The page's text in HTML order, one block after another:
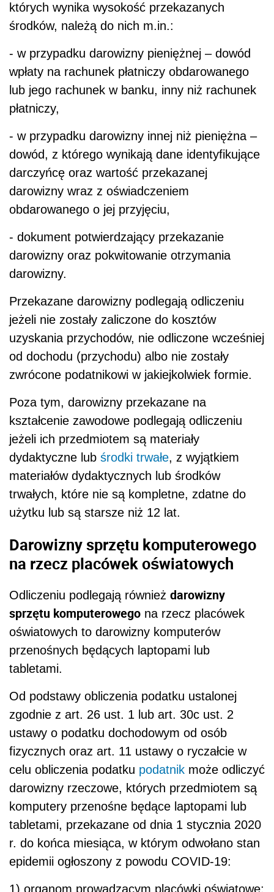
których wynika wysokość przekazanych
środków, należą do nich m.in.:
- w przypadku darowizny pieniężnej – dowód
wpłaty na rachunek płatniczy obdarowanego
lub jego rachunek w banku, inny niż rachunek
płatniczy,
- w przypadku darowizny innej niż pieniężna –
dowód, z którego wynikają dane identyfikujące
darczyńcę oraz wartość przekazanej
darowizny wraz z oświadczeniem
obdarowanego o jej przyjęciu,
- dokument potwierdzający przekazanie
darowizny oraz pokwitowanie otrzymania
darowizny.
Przekazane darowizny podlegają odliczeniu
jeżeli nie zostały zaliczone do kosztów
uzyskania przychodów, nie odliczone wcześniej
od dochodu (przychodu) albo nie zostały
zwrócone podatnikowi w jakiejkolwiek formie.
Poza tym, darowizny przekazane na
kształcenie zawodowe podlegają odliczeniu
jeżeli ich przedmiotem są materiały
dydaktyczne lub środki trwałe, z wyjątkiem
materiałów dydaktycznych lub środków
trwałych, które nie są kompletne, zdatne do
użytku lub są starsze niż 12 lat.
Darowizny sprzętu komputerowego
na rzecz placówek oświatowych
Odliczeniu podlegają również darowizny
sprzętu komputerowego na rzecz placówek
oświatowych to darowizny komputerów
przenośnych będących laptopami lub
tabletami.
Od podstawy obliczenia podatku ustalonej
zgodnie z art. 26 ust. 1 lub art. 30c ust. 2
ustawy o podatku dochodowym od osób
fizycznych oraz art. 11 ustawy o ryczałcie w
celu obliczenia podatku podatnik może odliczyć
darowizny rzeczowe, których przedmiotem są
komputery przenośne będące laptopami lub
tabletami, przekazane od dnia 1 stycznia 2020
r. do końca miesiąca, w którym odwołano stan
epidemii ogłoszony z powodu COVID-19:
1) organom prowadzącym placówki oświatowe;